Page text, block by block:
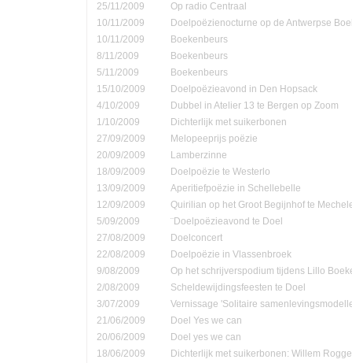
25/11/2009
Op radio Centraal
10/11/2009
Doelpoëzienocturne op de Antwerpse
10/11/2009
Boekenbeurs
8/11/2009
Boekenbeurs
5/11/2009
Boekenbeurs
15/10/2009
Doelpoëzieavond in Den Hopsack
4/10/2009
Dubbel in Atelier 13 te Bergen op Zoom
1/10/2009
Dichterlijk met suikerbonen
27/09/2009
Melopeeprijs poëzie
20/09/2009
Lamberzinne
18/09/2009
Doelpoëzie te Westerlo
13/09/2009
Aperitiefpoëzie in Schellebelle
12/09/2009
Quirilian op het Groot Begijnhof te
5/09/2009
¨Doelpoëzieavond te Doel
27/08/2009
Doelconcert
22/08/2009
Doelpoëzie in Vlassenbroek
9/08/2009
Op het schrijverspodium tijdens Lillo
2/08/2009
Scheldewijdingsfeesten te Doel
3/07/2009
Vernissage 'Solitaire
21/06/2009
Doel Yes we can
20/06/2009
Doel yes we can
18/06/2009
Dichterlijk met suikerbonen: Willem